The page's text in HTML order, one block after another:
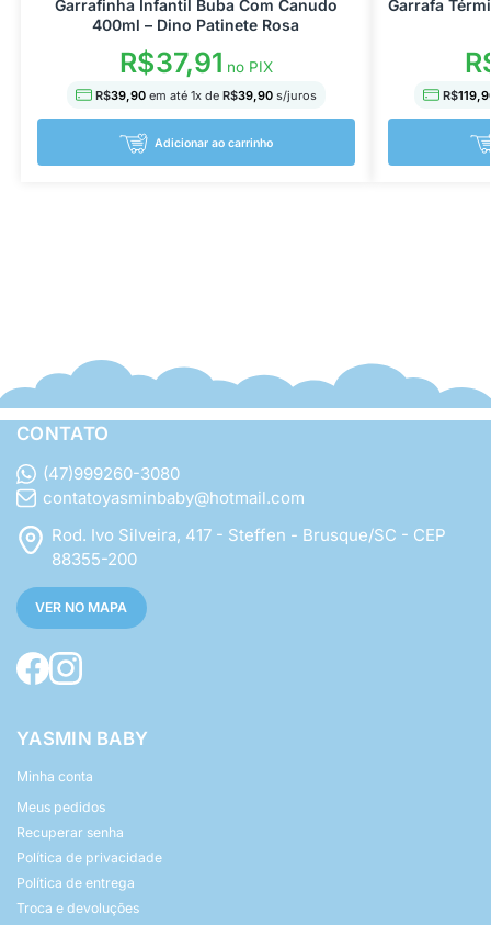
Garrafinha Infantil Buba Com Canudo
400ml – Dino Patinete Rosa
R$37,91 no PIX
R$39,90 em até 1x de R$39,90s/juros
Adicionar ao carrinho
Garrafa
R$
CONTATO
(47)999260-3080
contatoyasminbaby@hotmail.com
Rod. Ivo Silveira, 417 - Steffen - Brusque/SC - CEP
88355-200
VER NO MAPA
YASMIN BABY
Minha conta
Meus pedidos
Recuperar senha
Política de privacidade
Política de entrega
Troca e devoluções